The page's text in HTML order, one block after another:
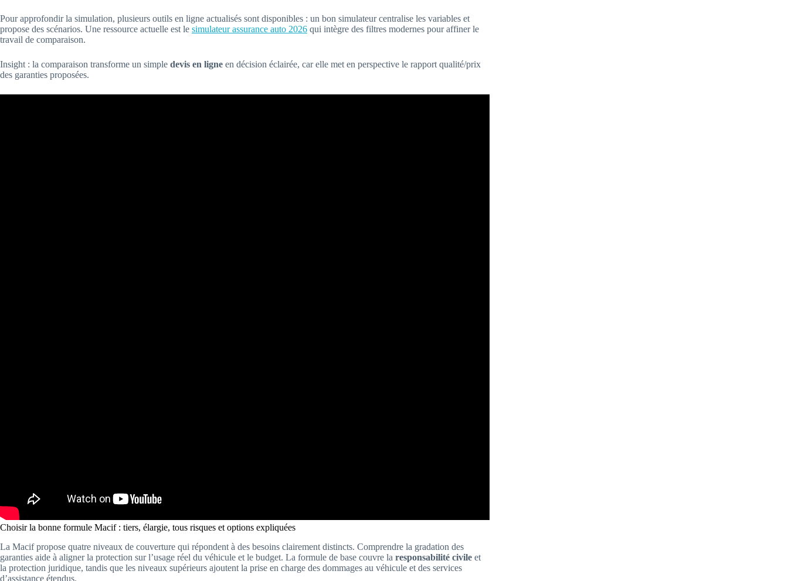
Pour approfondir la simulation, plusieurs outils en ligne actualisés sont disponibles : un bon simulateur centralise les variables et
propose des scénarios. Une ressource actuelle est le simulateur assurance auto 2026 qui intègre des filtres modernes pour affiner le
travail de comparaison.
Insight : la comparaison transforme un simple devis en ligne en décision éclairée, car elle met en perspective le rapport qualité/prix
des garanties proposées.
Choisir la bonne formule Macif : tiers, élargie, tous risques et options expliquées
La Macif propose quatre niveaux de couverture qui répondent à des besoins clairement distincts. Comprendre la gradation des
garanties aide à aligner la protection sur l’usage réel du véhicule et le budget. La formule de base couvre la responsabilité civile et
la protection juridique, tandis que les niveaux supérieurs ajoutent la prise en charge des dommages au véhicule et des services
d’assistance étendus.